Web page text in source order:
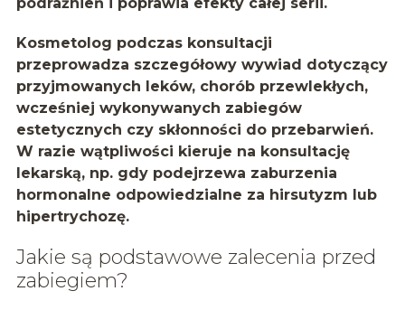
Kosmetolog podczas konsultacji
przeprowadza szczegółowy wywiad dotyczący
przyjmowanych leków, chorób przewlekłych,
wcześniej wykonywanych zabiegów
estetycznych czy skłonności do przebarwień.
W razie wątpliwości kieruje na konsultację
lekarską, np. gdy podejrzewa zaburzenia
hormonalne odpowiedzialne za hirsutyzm lub
hipertrychozę.
Jakie są podstawowe zalecenia przed
zabiegiem?